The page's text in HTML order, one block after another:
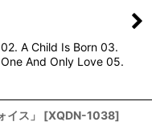
A Child Is Born 03.
And Only Love 05.
ス」 [XQDN-1038]